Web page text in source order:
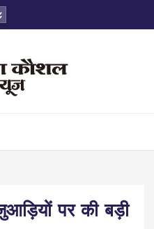
पर की बड़ी